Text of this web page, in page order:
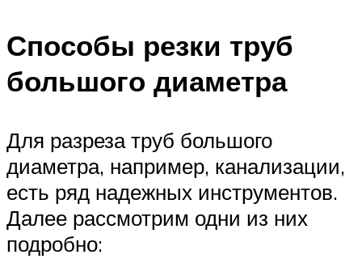
Способы резки труб
большого диаметра
Для разреза труб большого
диаметра, например, канализации,
есть ряд надежных инструментов.
Далее рассмотрим одни из них
подробно: